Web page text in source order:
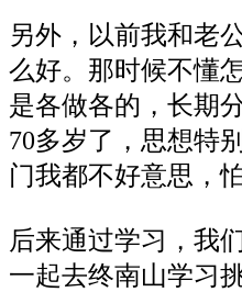
另外，以前我和老
么好。那时候不懂
是各做各的，长期
70多岁了，思想特
门我都不好意思，
后来通过学习，我
一起去终南山学习